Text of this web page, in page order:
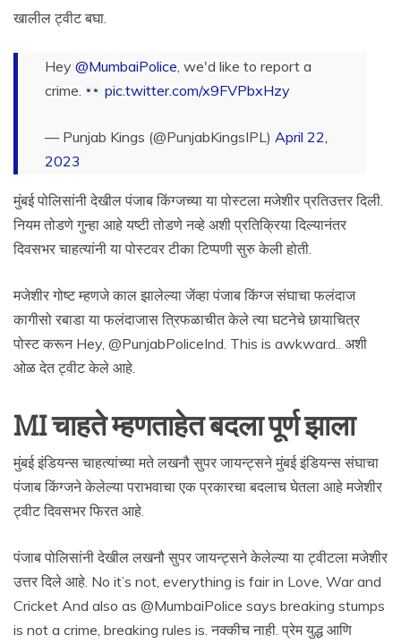
खालील ट्वीट बघा.
Hey @MumbaiPolice, we'd like to report a
crime.
pic.twitter.com/x9FVPbxHzy
— Punjab Kings (@PunjabKingsIPL) April 22,
2023
मुंबई पोलिसांनी देखील पंजाब किंग्जच्या या पोस्टला मजेशीर प्रतिउत्तर दिली.
नियम तोडणे गुन्हा आहे यष्टी तोडणे नव्हे अशी प्रतिक्रिया दिल्यानंतर
दिवसभर चाहत्यांनी या पोस्टवर टीका टिप्पणी सुरु केली होती.
मजेशीर गोष्ट म्हणजे काल झालेल्या जेंव्हा पंजाब किंग्ज संघाचा फलंदाज
कागीसो रबाडा या फलंदाजास त्रिफळाचीत केले त्या घटनेचे छायाचित्र
पोस्ट करून Hey, @PunjabPoliceInd. This is awkward.. अशी
ओळ देत ट्वीट केले आहे.
MI चाहते म्हणताहेत बदला पूर्ण झाला
मुंबई इंडियन्स चाहत्यांच्या मते लखनौ सुपर जायन्ट्सने मुंबई इंडियन्स संघाचा
पंजाब किंग्जने केलेल्या पराभवाचा एक प्रकारचा बदलाच घेतला आहे मजेशीर
ट्वीट दिवसभर फिरत आहे.
पंजाब पोलिसांनी देखील लखनौ सुपर जायन्ट्सने केलेल्या या ट्वीटला मजेशीर
उत्तर दिले आहे. No it’s not, everything is fair in Love, War and
Cricket And also as @MumbaiPolice says breaking stumps
is not a crime, breaking rules is. नक्कीच नाही. प्रेम युद्ध आणि